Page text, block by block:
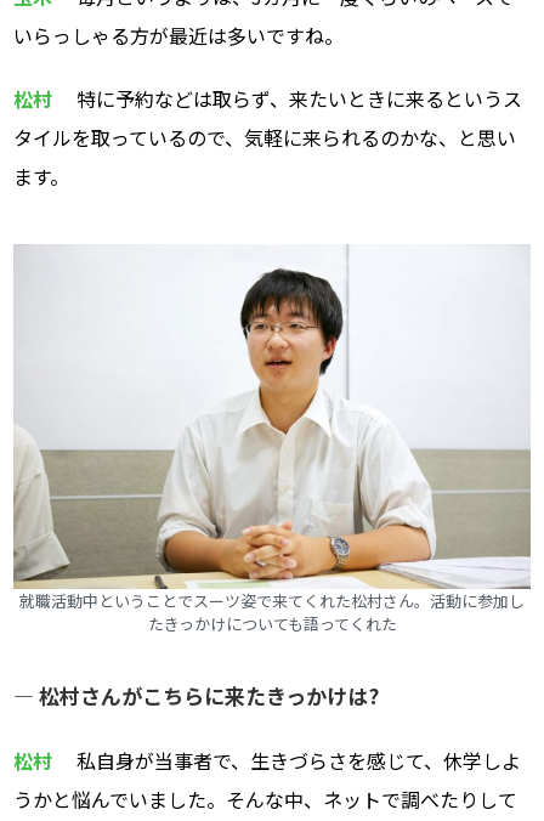
いらっしゃる方が最近は多いですね。
松村
特に予約などは取らず、来たいときに来るというス
タイルを取っているので、気軽に来られるのかな、と思い
ます。
就職活動中ということでスーツ姿で来てくれた松村さん。活動に参加し
たきっかけについても語ってくれた
― 松村さんがこちらに来たきっかけは?
松村
私自身が当事者で、生きづらさを感じて、休学しよ
うかと悩んでいました。そんな中、ネットで調べたりして